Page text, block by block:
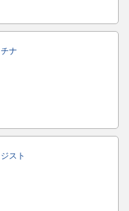
ナ
スト